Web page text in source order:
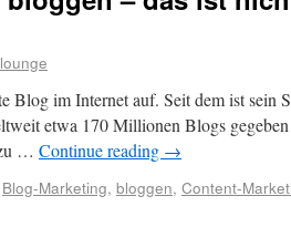
Blog im Internet auf. Seit dem ist sein
etwa 170 Millionen Blogs
… Continue reading →
Blog-Marketing, bloggen, Content-